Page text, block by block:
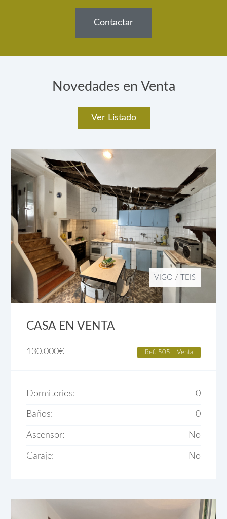
Contactar
Novedades en Venta
Ver Listado
VIGO / TEIS
CASA EN VENTA
130.000€ Ref. 505 - Venta
Dormitorios: 0
Baños: 0
Ascensor: No
Garaje: No